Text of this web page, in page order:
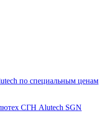
по специальным ценам
СГН Alutech SGN